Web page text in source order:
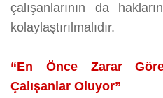
çalışanlarının da
kolaylaştırılmalıdır.
“En Önce Zarar
Çalışanlar Oluyor”